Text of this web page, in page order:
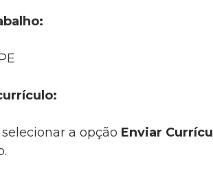
a opção Enviar Currícul